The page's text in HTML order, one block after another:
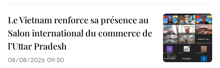
Le Vietnam renforce sa présence au
Salon international du commerce de
l’Uttar Pradesh
08/08/2026 09:50